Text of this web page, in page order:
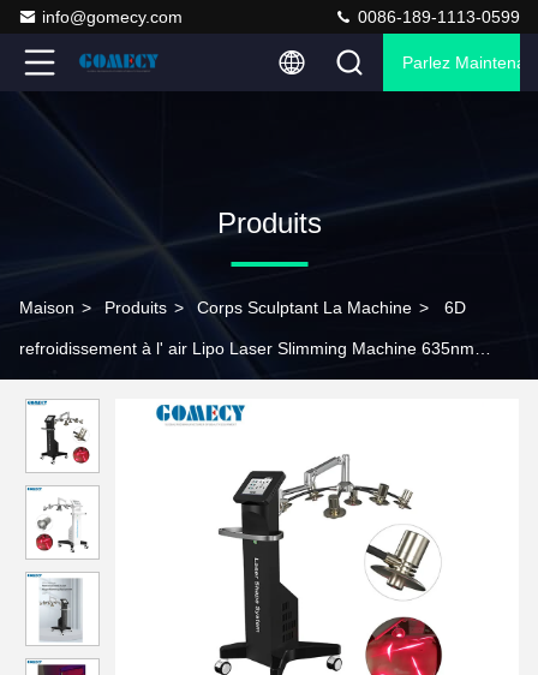
info@gomecy.com 0086-189-1113-0599
Parlez
Produits
Maison > Produits > Corps Sculptant La Machine > 6D
refroidissement à l' air Lipo Laser Slimming Machine 635nm